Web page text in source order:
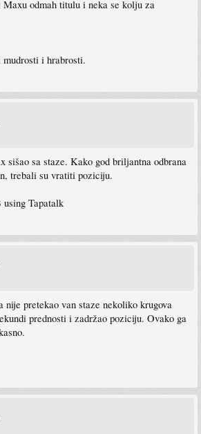
odmah titulu i neka se kolju za
i hrabrosti.
sišao sa staze. Kako god briljantna odbrana
trebali su vratiti poziciju.
Tapatalk
nije pretekao van staze nekoliko krugova
prednosti i zadržao poziciju. Ovako ga